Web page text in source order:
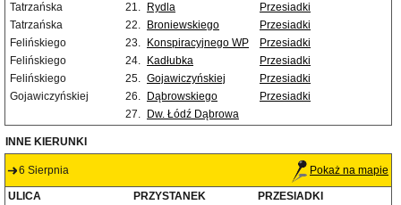
Tatrzańska
21. Rydla
Przesiadki
Tatrzańska
22. Broniewskiego
Przesiadki
Felińskiego
23. Konspiracyjnego WP
Przesiadki
Felińskiego
24. Kadłubka
Przesiadki
Felińskiego
25. Gojawiczyńskiej
Przesiadki
Gojawiczyńskiej
26. Dąbrowskiego
Przesiadki
27.
Dw. Łódź Dąbrowa
INNE KIERUNKI
6 Sierpnia Pokaż na mapie
ULICA PRZYSTANEK
PRZESIADKI